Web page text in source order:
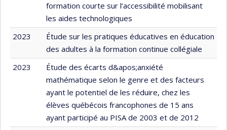
formation courte sur l’accessibilité mobilisant
les aides technologiques
2023
Étude sur les pratiques éducatives en éducation
des adultes à la formation continue collégiale
2023
Étude des écarts d&apos;anxiété
mathématique selon le genre et des facteurs
ayant le potentiel de les réduire, chez les
élèves québécois francophones de 15 ans
ayant participé au PISA de 2003 et de 2012